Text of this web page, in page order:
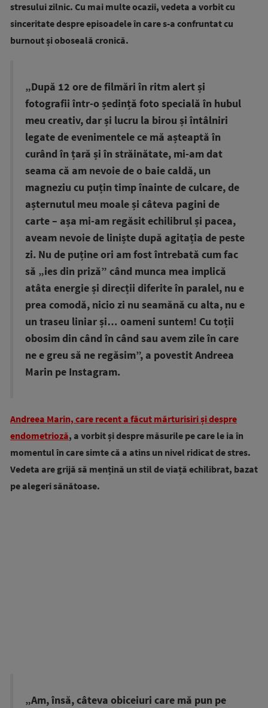
stresului zilnic. Cu mai multe ocazii, vedeta a vorbit cu
sinceritate despre episoadele în care s-a confruntat cu
burnout și oboseală cronică.
„După 12 ore de filmări în ritm alert și
fotografii într-o ședință foto specială în hubul
meu creativ, dar și lucru la birou și întâlniri
legate de evenimentele ce mă așteaptă în
curând în țară și în străinătate, mi-am dat
seama că am nevoie de o baie caldă, un
magneziu cu puțin timp înainte de culcare, de
așternutul meu moale și câteva pagini de
carte – așa mi-am regăsit echilibrul și pacea,
aveam nevoie de liniște după agitația de peste
zi. Nu de puține ori am fost întrebată cum fac
să „ies din priză” când munca mea implică
atâta energie și direcții diferite în paralel, nu e
prea comodă, nicio zi nu seamănă cu alta, nu e
un traseu liniar și… oameni suntem! Cu toții
obosim din când în când sau avem zile în care
ne e greu să ne regăsim”, a povestit Andreea
Marin pe Instagram.
Andreea Marin, care recent a făcut mărturisiri și despre
endometrioză, a vorbit și despre măsurile pe care le ia în
momentul în care simte că a atins un nivel ridicat de stres.
Vedeta are grijă să mențină un stil de viață echilibrat, bazat
pe alegeri sănătoase.
„Am, însă, câteva obiceiuri care mă pun pe